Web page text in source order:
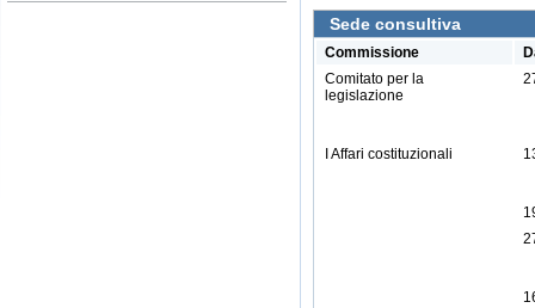
Sede consultiva
Commissione
Comitato per la
legislazione
I Affari costituzionali